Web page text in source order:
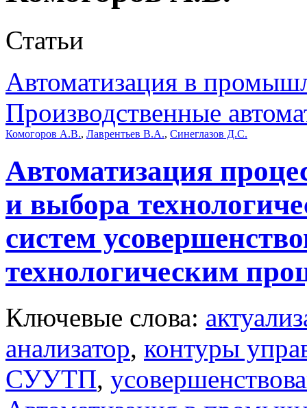
Статьи
Автоматизация в
Производственные
Комогоров А.В., Лаврентьев В.А., Синеглазов Д.С.
Автоматизация
и выбора
систем
технологическим
Ключевые слова:
анализатор, контуры
СУУТП,